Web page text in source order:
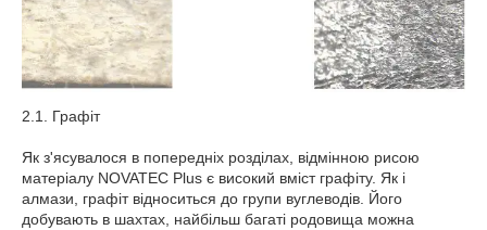
2.1. Графіт
Як з'ясувалося в попередніх розділах, відмінною рисою
матеріалу NOVATEC Plus є високий вміст графіту. Як і
алмази, графіт відноситься до групи вуглеводів. Його
добувають в шахтах, найбільш багаті родовища можна